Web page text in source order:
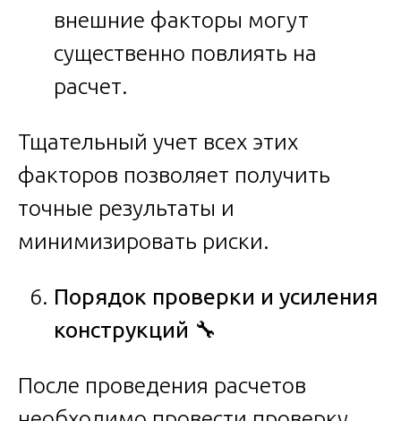
внешние факторы могут
существенно повлиять на
расчет.
Тщательный учет всех этих
факторов позволяет получить
точные результаты и
минимизировать риски.
Порядок проверки и усиления
конструкций 🔧
После проведения расчетов